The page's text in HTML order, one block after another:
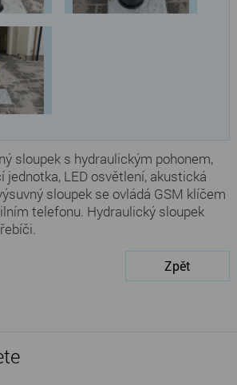
sloupek s hydraulickým pohonem,
LED osvětlení, akustická
sloupek se ovládá GSM klíčem
telefonu. Hydraulický sloupek
Zpět